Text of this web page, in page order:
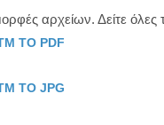
αρχείων. Δείτε
TO PDF
TO JPG